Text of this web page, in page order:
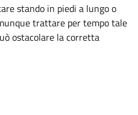
stando in piedi a lungo o
trattare per tempo tale
ostacolare la corretta